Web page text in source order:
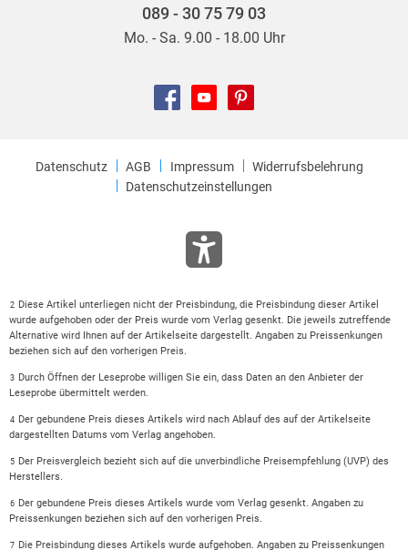
089 - 30 75 79 03
Mo. - Sa. 9.00 - 18.00 Uhr
Datenschutz AGB Impressum
Widerrufsbelehrung
Datenschutzeinstellungen
2
Diese Artikel unterliegen nicht der Preisbindung, die Preisbindung dieser Artikel
wurde aufgehoben oder der Preis wurde vom Verlag gesenkt. Die jeweils zutreffende
Alternative wird Ihnen auf der Artikelseite dargestellt. Angaben zu Preissenkungen
beziehen sich auf den vorherigen Preis.
3
Durch Öffnen der Leseprobe willigen Sie ein, dass Daten an den Anbieter der
Leseprobe übermittelt werden.
4
Der gebundene Preis dieses Artikels wird nach Ablauf des auf der Artikelseite
dargestellten Datums vom Verlag angehoben.
5
Der Preisvergleich bezieht sich auf die unverbindliche Preisempfehlung (UVP) des
Herstellers.
6
Der gebundene Preis dieses Artikels wurde vom Verlag gesenkt. Angaben zu
Preissenkungen beziehen sich auf den vorherigen Preis.
7 Die Preisbindung dieses Artikels wurde aufgehoben. Angaben zu Preissenkungen